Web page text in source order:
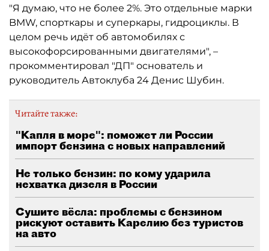
"Я думаю, что не более 2%. Это отдельные марки
BMW, спорткары и суперкары, гидроциклы. В
целом речь идёт об автомобилях с
высокофорсированными двигателями", –
прокомментировал "ДП" основатель и
руководитель Автоклуба 24 Денис Шубин.
Читайте также:
"Капля в море": поможет ли России
импорт бензина с новых направлений
Не только бензин: по кому ударила
нехватка дизеля в России
Сушите вёсла: проблемы с бензином
рискуют оставить Карелию без туристов
на авто